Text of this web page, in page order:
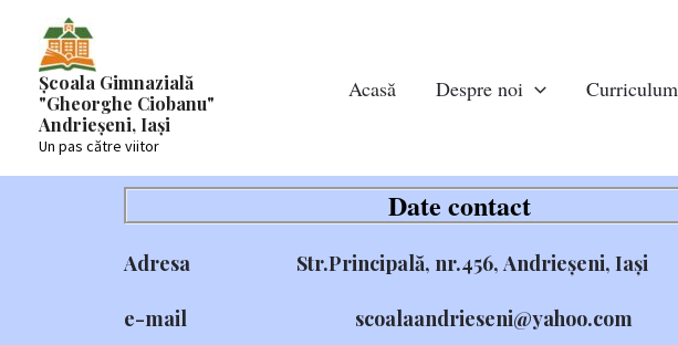
contentȘcoala Gimnazială
"Gheorghe Ciobanu"
Andrieșeni, Iași
Un pas către viitor
Acasă Despre noi Curriculum
Date contact
Adresa Str.Principală, nr.456, Andrieșeni, Iași
e-mail scoalaandrieseni@yahoo.com